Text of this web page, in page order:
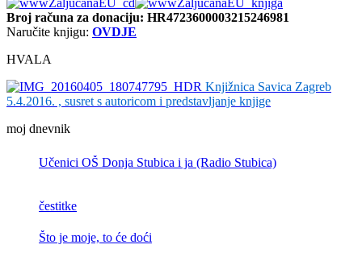
Broj računa za donaciju: HR4723600003215246981
Naručite knjigu: OVDJE
HVALA
Knjižnica Savica Zagreb
5.4.2016. , susret s autoricom i predstavljanje knjige
moj dnevnik
Učenici OŠ Donja Stubica i ja (Radio Stubica)
čestitke
Što je moje, to će doći